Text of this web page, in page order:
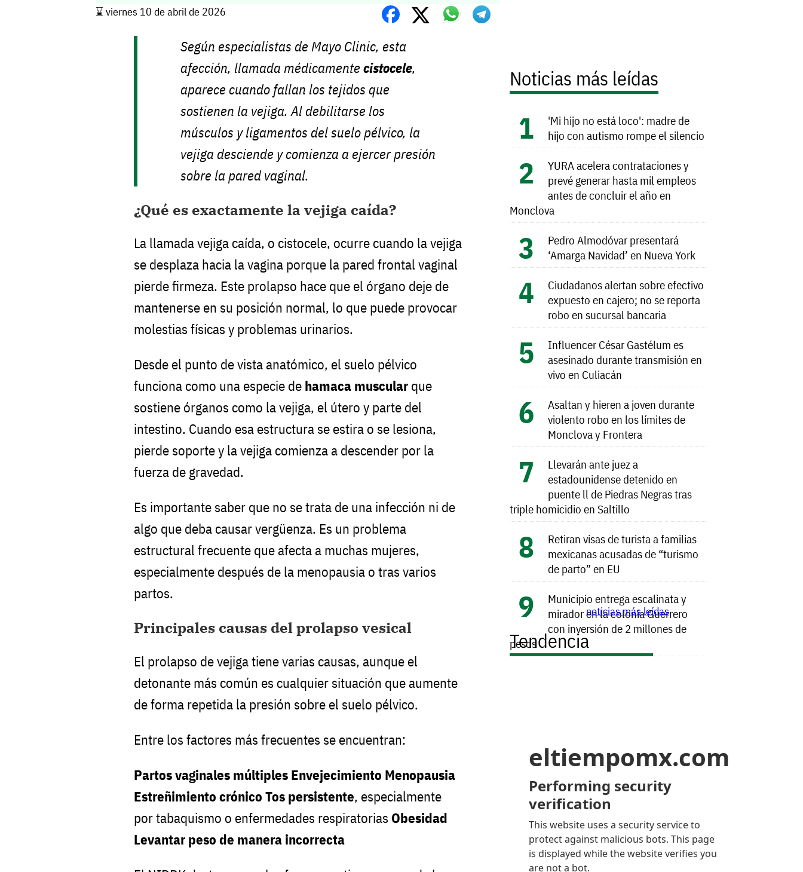
⌛️ viernes 10 de abril de 2026
Según especialistas de Mayo Clinic, esta
afección, llamada médicamentecistocele,
aparece cuando fallan los tejidos que
sostienen la vejiga. Al debilitarse los
músculos y ligamentos del suelo pélvico, la
vejiga desciende y comienza a ejercer presión
sobre la pared vaginal.
¿Qué es exactamente la vejiga caída?
La llamada vejiga caída, o cistocele, ocurre cuando la vejiga
se desplaza hacia la vagina porque la pared frontal vaginal
pierde firmeza. Este prolapso hace que el órgano deje de
mantenerse en su posición normal, lo que puede provocar
molestias físicas y problemas urinarios.
Desde el punto de vista anatómico, el suelo pélvico
funciona como una especie de hamaca muscular que
sostiene órganos como la vejiga, el útero y parte del
intestino. Cuando esa estructura se estira o se lesiona,
pierde soporte y la vejiga comienza a descender por la
fuerza de gravedad.
Es importante saber que no se trata de una infección ni de
algo que deba causar vergüenza. Es un problema
estructural frecuente que afecta a muchas mujeres,
especialmente después de la menopausia o tras varios
partos.
Principales causas del prolapso vesical
El prolapso de vejiga tiene varias causas, aunque el
detonante más común es cualquier situación que aumente
de forma repetida la presión sobre el suelo pélvico.
Entre los factores más frecuentes se encuentran:
Partos vaginales múltiples Envejecimiento Menopausia
Estreñimiento crónico Tos persistente, especialmente
por tabaquismo o enfermedades respiratorias Obesidad
Levantar peso de manera incorrecta
Noticias más leídas
'Mi hijo no está loco': madre de
hijo con autismo rompe el silencio
YURA acelera contrataciones y
prevé generar hasta mil empleos
antes de concluir el año en
Monclova
Pedro Almodóvar presentará
‘Amarga Navidad’ en Nueva York
Ciudadanos alertan sobre efectivo
expuesto en cajero; no se reporta
robo en sucursal bancaria
Influencer César Gastélum es
asesinado durante transmisión en
vivo en Culiacán
Asaltan y hieren a joven durante
violento robo en los límites de
Monclova y Frontera
Llevarán ante juez a
estadounidense detenido en
puente ll de Piedras Negras tras
triple homicidio en Saltillo
Retiran visas de turista a familias
mexicanas acusadas de “turismo
de parto” en EU
Municipio entrega escalinata y
mirador en la colonia Guerrero
con inversión de 2 millones de
pesos
noticias más leídas
Tendencia